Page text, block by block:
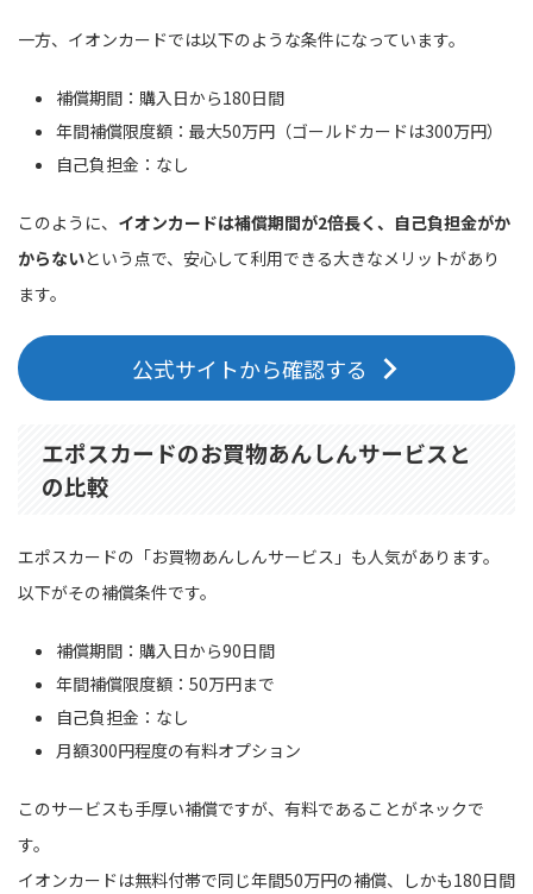
一方、イオンカードでは以下のような条件になっています。
補償期間：購入日から180日間
年間補償限度額：最大50万円（ゴールドカードは300万円）
自己負担金：なし
このように、 イオンカードは補償期間が2倍長く、自己負担金がか
からないという点で、安心して利用できる大きなメリットがあり
ます。
公式サイトから確認する
エポスカードのお買物あんしんサービスと
の比較
エポスカードの「お買物あんしんサービス」も人気があります。
以下がその補償条件です。
補償期間：購入日から90日間
年間補償限度額：50万円まで
自己負担金：なし
月額300円程度の有料オプション
このサービスも手厚い補償ですが、有料であることがネックで
す。
イオンカードは無料付帯で同じ年間50万円の補償、しかも180日間